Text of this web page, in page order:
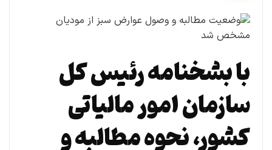
با بشخنامه رئیس کل
سازمان امور مالیاتی
کشور، نحوه مطالبه و